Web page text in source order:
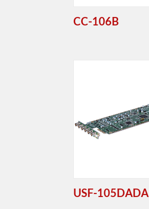
CC-106B
USF-105DADA